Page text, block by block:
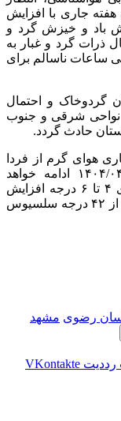
جاری با افزایش
باد و خیزش گرد و
ذرات گرد و غبار به
ساعات ناسالم برای
گردوخاک و احتمال
نواحی شرقی و جنوب
حادث گردد.
هوای گرم از فردا
دوشنبه ۱۴۰۴/۰۴/۰۹ تا روز پنجشنبه ۱۴۰۴/۰۴/۱۲ ادامه خواهد
داشت به طوری که دما نسبت به روز جاری ۴ تا ۶ درجه افزایش
یافته و در نواحی گرمسیر استان دما به بیش از ۴۲ درجه سلسیوس
رضوی مشهد
‫رددیت ‫VKontakte